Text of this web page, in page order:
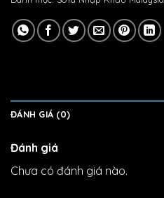
ĐÁNH GIÁ (0)
Đánh giá
Chưa có đánh giá nào.